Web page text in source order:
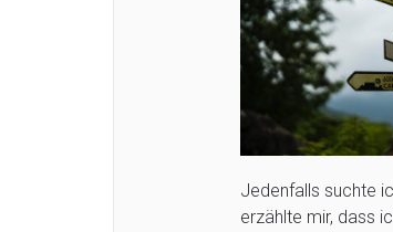
Jedenfalls suchte
erzählte mir, dass